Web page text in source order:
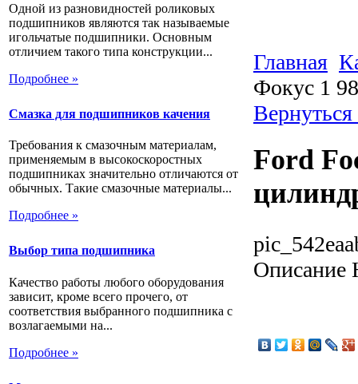
Одной из разновидностей роликовых
подшипников являются так называемые
игольчатые подшипники. Основным
отличием такого типа конструкции...
Подробнее »
Смазка для подшипников качения
Требования к смазочным материалам,
применяемым в высокоскоростных
подшипниках значительно отличаются от
обычных. Такие смазочные материалы...
Подробнее »
Выбор типа подшипника
Качество работы любого оборудования
зависит, кроме всего прочего, от
соответствия выбранного подшипника с
возлагаемыми на...
Подробнее »
Главная
Фокус 1
Ford
Описание